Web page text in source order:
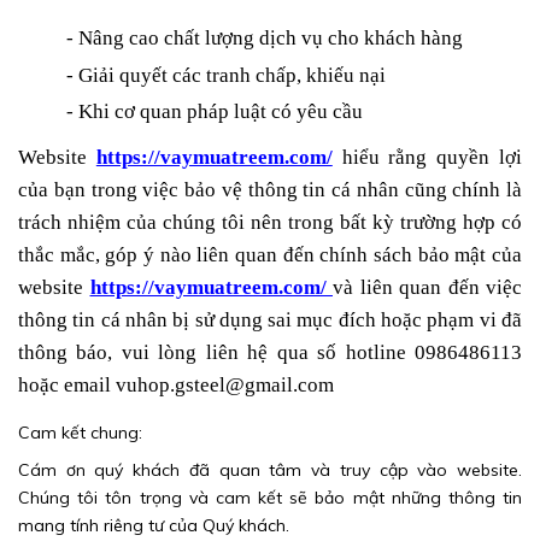
- Nâng cao chất lượng dịch vụ cho khách hàng
- Giải quyết các tranh chấp, khiếu nại
- Khi cơ quan pháp luật có yêu cầu
Website https://vaymuatreem.com/hiểu rằng quyền lợi
của bạn trong việc bảo vệ thông tin cá nhân cũng chính là
trách nhiệm của chúng tôi nên trong bất kỳ trường hợp có
thắc mắc, góp ý nào liên quan đến chính sách bảo mật của
website https://vaymuatreem.com/ và liên quan đến việc
thông tin cá nhân bị sử dụng sai mục đích hoặc phạm vi đã
thông báo, vui lòng liên hệ qua số hotline 0986486113
hoặc email vuhop.gsteel@gmail.com
Cam kết chung:
Cám ơn quý khách đã quan tâm và truy cập vào website.
Chúng tôi tôn trọng và cam kết sẽ bảo mật những thông tin
mang tính riêng tư của Quý khách.